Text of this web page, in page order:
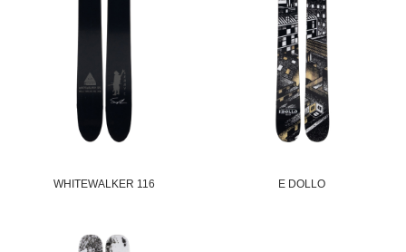
WHITEWALKER 116 E DOLLO